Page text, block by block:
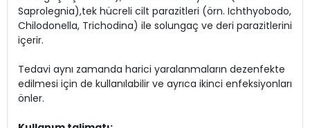
Saprolegnia),tek hücreli cilt parazitleri (örn. Ichthyobodo,
Chilodonella, Trichodina) ile solungaç ve deri parazitlerini
içerir.
Tedavi aynı zamanda harici yaralanmaların dezenfekte
edilmesi için de kullanılabilir ve ayrıca ikinci enfeksiyonları
önler.